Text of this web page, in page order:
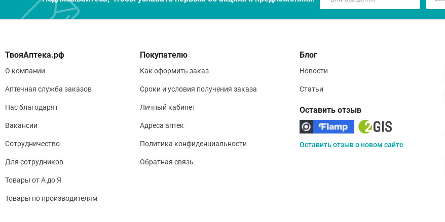
О компании
Аптечная служба заказов
Нас благодарят
Вакансии
Сотрудничество
Для сотрудников
Товары от А до Я
Товары по производителям
Покупателю
Как оформить заказ
Сроки и условия получения заказа
Личный кабинет
Адреса аптек
Политика конфиденциальности
Обратная связь
Блог
Новости
Статьи
Оставить отзыв
Оставить отзыв о новом сайте